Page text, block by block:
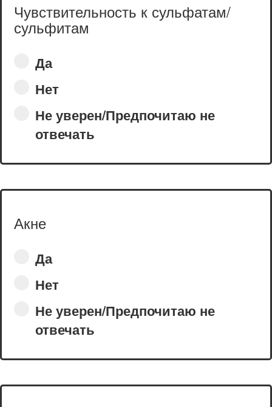
Чувствительность к сульфатам/
сульфитам
Да
Нет
Не уверен/Предпочитаю не
отвечать
Акне
Да
Нет
Не уверен/Предпочитаю не
отвечать